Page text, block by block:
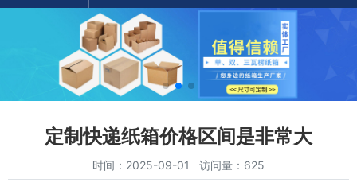
定制快递纸箱价格区间是非常大
时间：2025-09-01 访问量：625